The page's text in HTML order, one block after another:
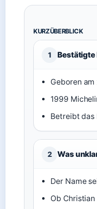
KURZÜBERBLICK
1 Bestätigte
Geboren am
1999
Betreibt das
2 Was
Der Name
Ob